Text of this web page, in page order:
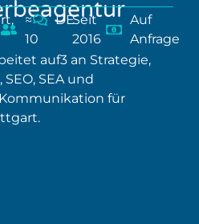
≈
10
DESeit
2016
Auf
Anfrage
auf3 an Strategie,
SEA und
für